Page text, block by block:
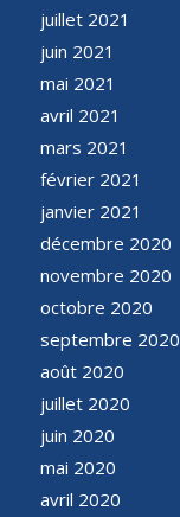
juillet 2021
juin 2021
mai 2021
avril 2021
mars 2021
février 2021
janvier 2021
décembre 2020
novembre 2020
octobre 2020
septembre 2020
août 2020
juillet 2020
juin 2020
mai 2020
avril 2020